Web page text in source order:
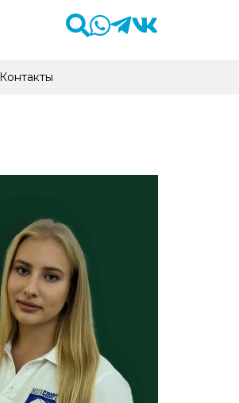
Контакты